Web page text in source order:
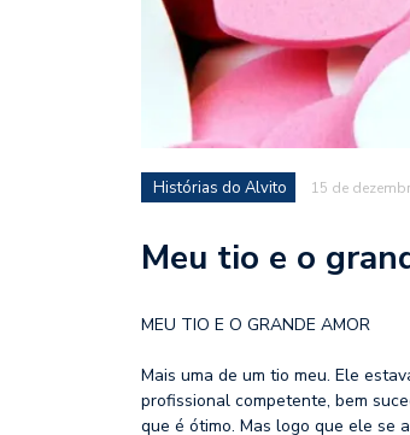
Histórias do Alvito 15 de
Meu tio e o
MEU TIO E O GRANDE AMOR
Mais uma de um tio meu. Ele
profissional competente, bem
que é ótimo. Mas logo que ele se